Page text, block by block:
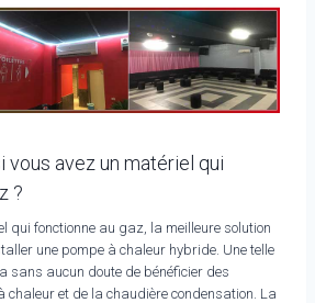
vous avez un matériel qui
?
qui fonctionne au gaz, la meilleure solution
une pompe à chaleur hybride. Une telle
sans aucun doute de bénéficier des
chaleur et de la chaudière condensation. La